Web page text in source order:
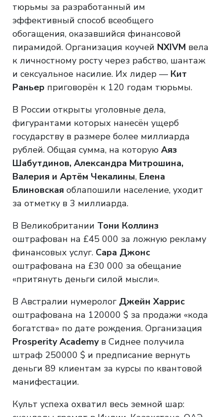
тюрьмы за разработанный им
эффективный способ всеобщего
обогащения, оказавшийся финансовой
пирамидой. Организация коучей NXIVM вела
к личностному росту через рабство, шантаж
и сексуальное насилие. Их лидер — Кит
Раньер приговорён к 120 годам тюрьмы.
В России открыты уголовные дела,
фигурантами которых нанесён ущерб
государству в размере более миллиарда
рублей. Общая сумма, на которую Аяз
Шабутдинов, Александра Митрошина,
Валерия и Артём Чекалины, Елена
Блиновская облапошили население, уходит
за отметку в 3 миллиарда.
В Великобритании Тони Коллинз
оштрафован на £45 000 за ложную рекламу
финансовых услуг. Сара Джонс
оштрафована на £30 000 за обещание
«притянуть деньги силой мысли».
В Австралии нумеролог Джейн Харрис
оштрафована на 120000 $ за продажи «кода
богатства» по дате рождения. Организация
Prosperity Academy в Сиднее получила
штраф 250000 $ и предписание вернуть
деньги 89 клиентам за курсы по квантовой
манифестации.
Культ успеха охватил весь земной шар: